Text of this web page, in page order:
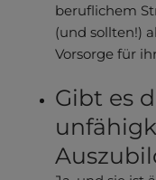
beruflichem
(und sollten!)
Vorsorge für
Gibt es